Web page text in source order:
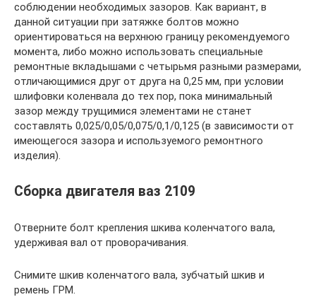
соблюдении необходимых зазоров. Как вариант, в
данной ситуации при затяжке болтов можно
ориентироваться на верхнюю границу рекомендуемого
момента, либо можно использовать специальные
ремонтные вкладышами с четырьмя разными размерами,
отличающимися друг от друга на 0,25 мм, при условии
шлифовки коленвала до тех пор, пока минимальный
зазор между трущимися элементами не станет
составлять 0,025/0,05/0,075/0,1/0,125 (в зависимости от
имеющегося зазора и используемого ремонтного
изделия).
Сборка двигателя ваз 2109
Отверните болт крепления шкива коленчатого вала,
удерживая вал от проворачивания.
Снимите шкив коленчатого вала, зубчатый шкив и
ремень ГРМ.